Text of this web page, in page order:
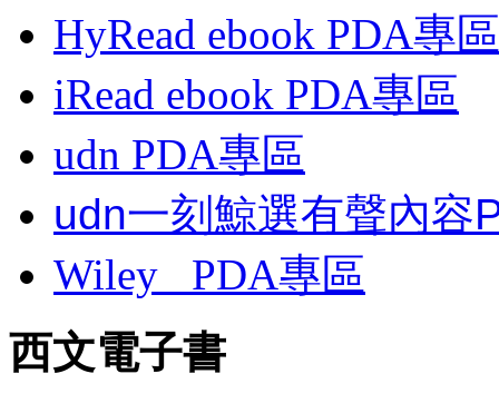
HyRead ebook PDA專區
iRead ebook PDA專區
udn PDA專區
udn一刻鯨選有聲內容
Wiley
PDA專區
西文電子書